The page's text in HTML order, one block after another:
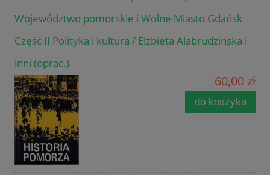
Województwo pomorskie i Wolne Miasto Gdańsk
Część II Polityka i kultura / Elżbieta Alabrudzińska i
inni (oprac.)
60,00 zł
do koszyka